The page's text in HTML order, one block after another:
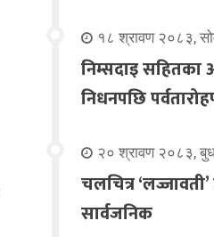
१८ श्रावण २०८३,
निम्सदाइ सहितका
निधनपछि
२० श्रावण २०८३,
चलचित्र
सार्वजनिक